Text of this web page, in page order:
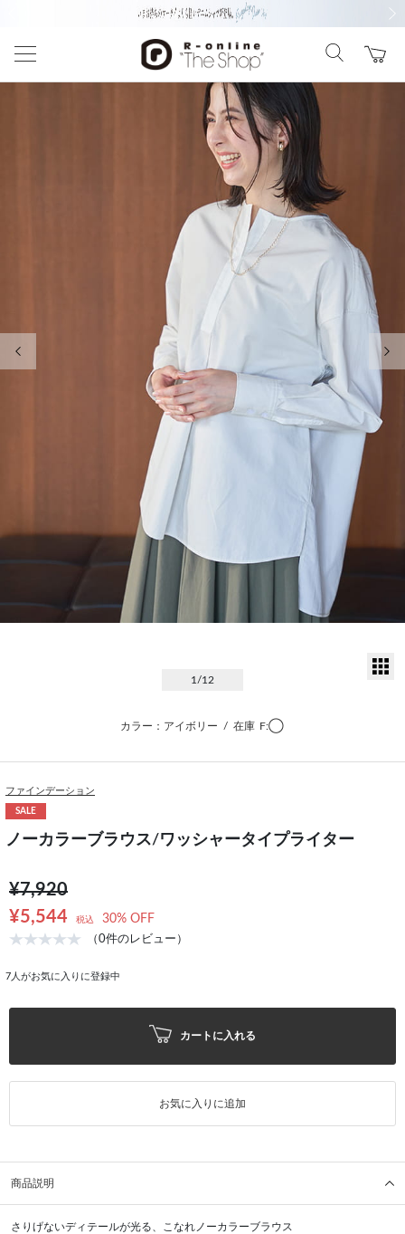
1 /12
カラー：アイボリー / 在庫 F:◯
ファインデーション
SALE
ノーカラーブラウス/ワッシャータイプライター
¥7,920
¥5,544
税込 30% OFF
（0件のレビュー）
7 人がお気に入りに登録中
カートに入れる
お気に入りに追加
商品説明
さりげないディテールが光る、こなれノーカラーブラウス